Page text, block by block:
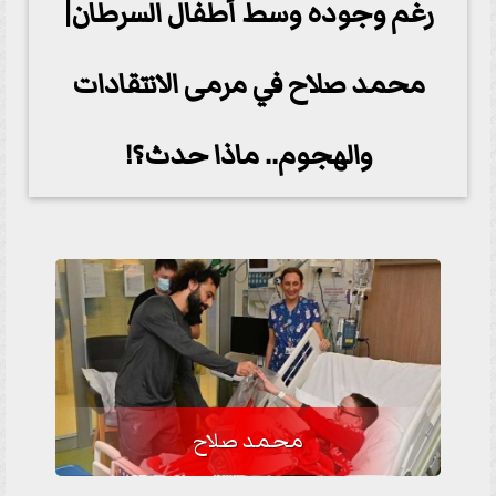
رغم وجوده وسط أطفال السرطان|
محمد صلاح في مرمى الانتقادات
والهجوم.. ماذا حدث؟!
محمد صلاح